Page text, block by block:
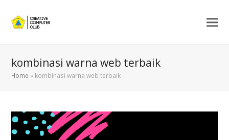
kombinasi warna web terbaik
Home » kombinasi warna web terbaik